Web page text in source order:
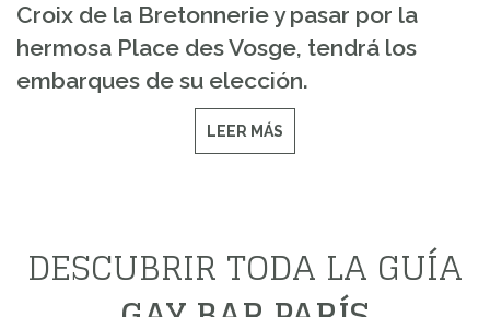
Croix de la Bretonnerie y pasar por la
hermosa Place des Vosge, tendrá los
embarques de su elección.
LEER MÁS
DESCUBRIR TODA LA GUÍA